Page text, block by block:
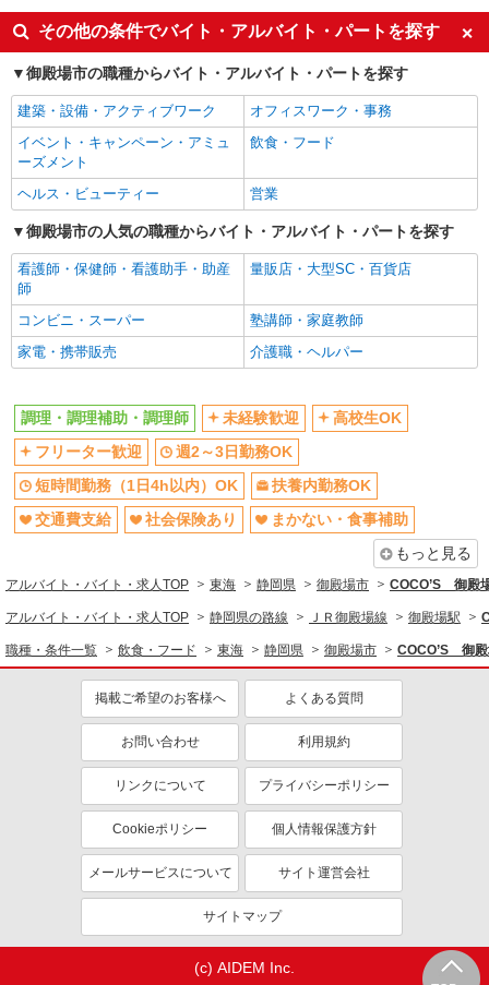
週2～3日勤務OK
短時間勤務（1日4h以内）OK
扶養内勤務OK
交通費支給
社会保険あり
まかない・食事補助
社員登用あり
その他の条件でバイト・アルバイト・パートを探す
御殿場市の職種からバイト・アルバイト・パートを探す
建築・設備・アクティブワーク
オフィスワーク・事務
イベント・キャンペーン・アミュ
ーズメント
飲食・フード
ヘルス・ビューティー 営業
御殿場市の人気の職種からバイト・アルバイト・パートを探す
看護師・保健師・看護助手・助産
師
量販店・大型SC・百貨店
コンビニ・スーパー
塾講師・家庭教師
家電・携帯販売
介護職・ヘルパー
調理・調理補助・調理師 未経験歓迎
高校生OK
フリーター歓迎
週2～3日勤務OK
短時間勤務（1日4h以内）OK
扶養内勤務OK
交通費支給
社会保険あり
まかない・食事補助
もっと見る
アルバイト・バイト・求人TOP 東海 静岡県 御殿場市 COCO’S 御殿
アルバイト・バイト・求人TOP 静岡県の路線 ＪＲ御殿場線 御殿場駅
職種・条件一覧 飲食・フード 東海 静岡県 御殿場市 COCO’S 御殿
掲載ご希望のお客様へ よくある質問
お問い合わせ 利用規約
リンクについて プライバシーポリシー
Cookieポリシー 個人情報保護方針
メールサービスについて サイト運営会社
サイトマップ
(c) AIDEM Inc.